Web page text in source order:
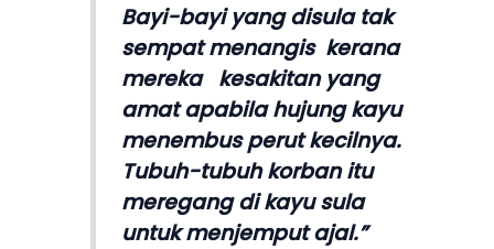
Bayi-bayi yang disula tak
sempat menangis kerana
mereka kesakitan yang
amat apabila hujung kayu
menembus perut kecilnya.
Tubuh-tubuh korban itu
meregang di kayu sula
untuk menjemput ajal.”